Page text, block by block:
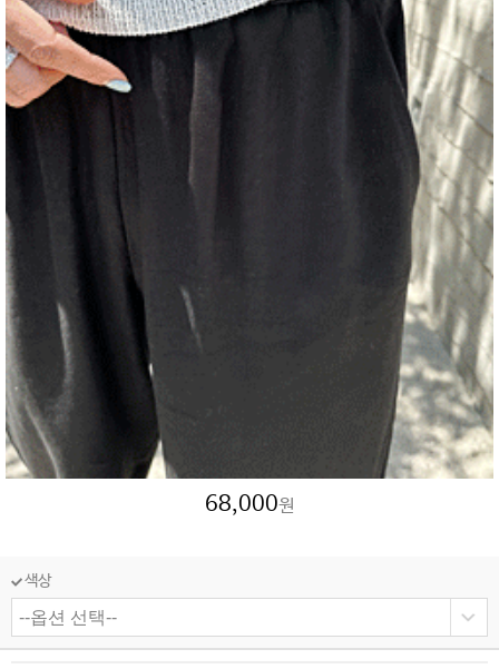
68,000원
색상